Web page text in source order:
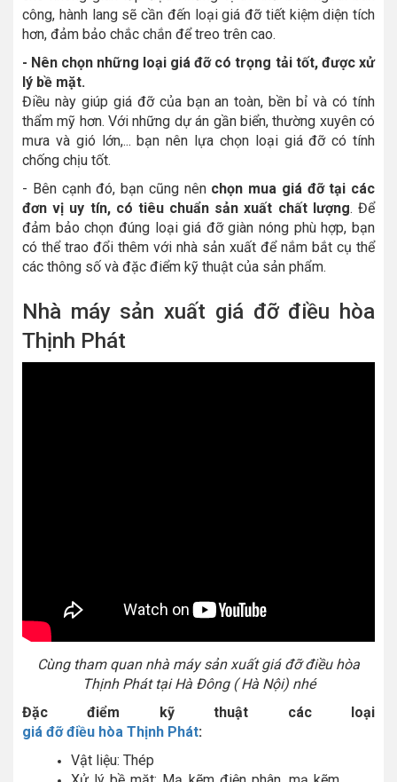
công, hành lang sẽ cần đến loại giá đỡ tiết kiệm diện tích
hơn, đảm bảo chắc chắn để treo trên cao.
- Nên chọn những loại giá đỡ có trọng tải tốt, được xử
lý bề mặt.
Điều này giúp giá đỡ của bạn an toàn, bền bỉ và có tính
thẩm mỹ hơn. Với những dự án gần biển, thường xuyên có
mưa và gió lớn,... bạn nên lựa chọn loại giá đỡ có tính
chống chịu tốt.
- Bên cạnh đó, bạn cũng nên chọn mua giá đỡ tại các
đơn vị uy tín, có tiêu chuẩn sản xuất chất lượng. Để
đảm bảo chọn đúng loại giá đỡ giàn nóng phù hợp, bạn
có thể trao đổi thêm với nhà sản xuất để nắm bắt cụ thể
các thông số và đặc điểm kỹ thuật của sản phẩm.
Nhà máy sản xuất giá đỡ điều hòa
Thịnh Phát
Cùng tham quan nhà máy sản xuất giá đỡ điều hòa
Thịnh Phát tại Hà Đông ( Hà Nội) nhé
Đặc điểm kỹ thuật các loại
giá đỡ điều hòa Thịnh Phát:
Vật liệu: Thép